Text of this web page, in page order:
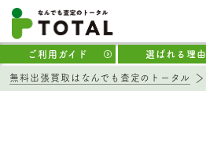
ご利用ガイド 選ばれる理由
無料出張買取はなんでも査定のトータル